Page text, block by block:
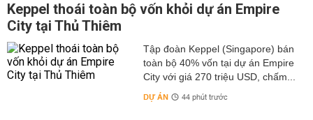
Keppel thoái toàn bộ vốn khỏi dự án Empire
City tại Thủ Thiêm
Tập đoàn Keppel (Singapore) bán
toàn bộ 40% vốn tại dự án Empire
City với giá 270 triệu USD, chấm...
DỰ ÁN 44 phút trước